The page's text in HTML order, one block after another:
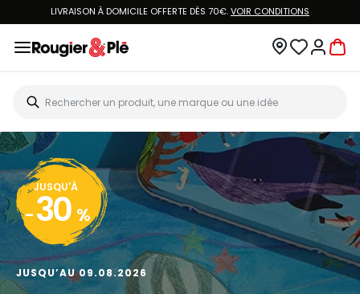
LIVRAISON À DOMICILE OFFERTE DÈS 70€.VOIR CONDITIONS
JUSQU'À
- 30 %
JUSQU’AU 09.08.2026